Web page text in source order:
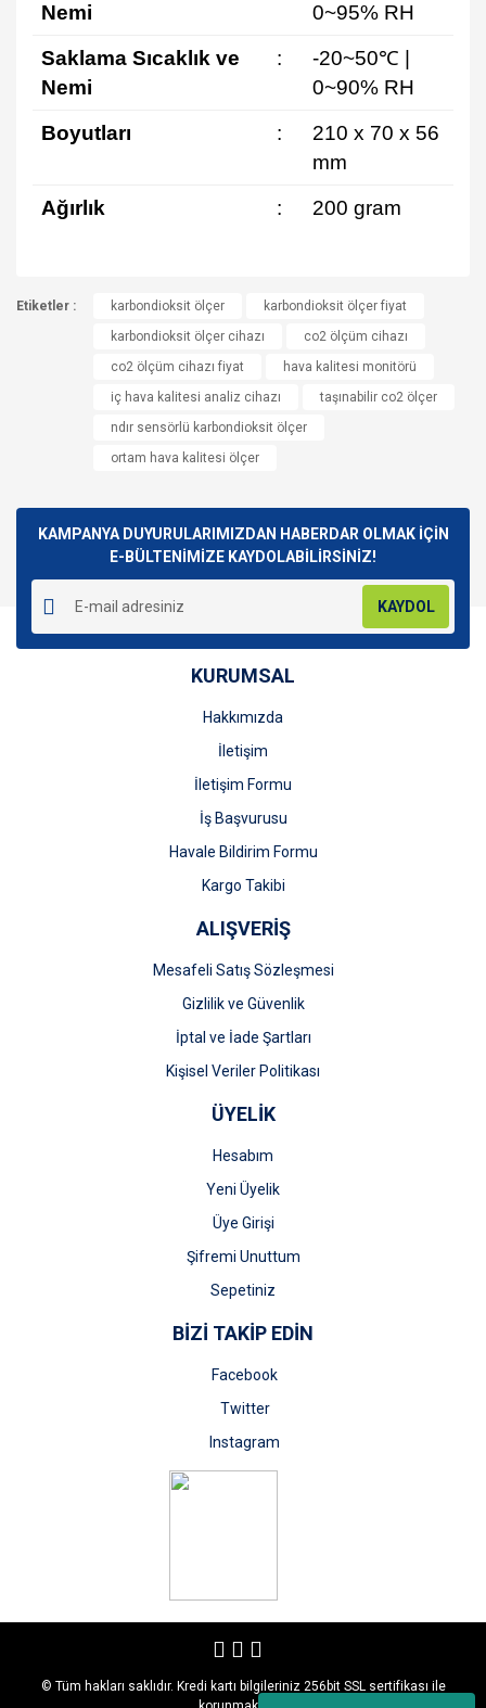
Nemi
0~95% RH
Saklama Sıcaklık ve
Nemi
:
-20~50℃ |
0~90% RH
Boyutları
:
210 x 70 x 56
mm
Ağırlık
: 200 gram
Bu ürüne ilk yorumu siz yapın!
konularda yetersiz gördüğünüz noktaları öneri formunu
kullanarak tarafımıza iletebilirsiniz.
Görüş ve önerileriniz için teşekkür ederiz.
Ürün resmi kalitesiz, bozuk veya görüntülenemiyor.
Ürün açıklamasında eksik bilgiler bulunuyor.
Ürün bilgilerinde hatalar bulunuyor.
Bu ürüne benzer farklı alternatifler olmalı.
Gönder
Etiketler : karbondioksit ölçer
karbondioksit ölçer fiyat
karbondioksit ölçer cihazı
co2 ölçüm cihazı
co2 ölçüm cihazı fiyat
hava kalitesi monitörü
iç hava kalitesi analiz cihazı
taşınabilir co2 ölçer
ndır sensörlü karbondioksit ölçer
ortam hava kalitesi ölçer
KAMPANYA DUYURULARIMIZDAN HABERDAR OLMAK İÇİN
E-BÜLTENİMİZE KAYDOLABİLİRSİNİZ!
KAYDOL
KURUMSAL
Hakkımızda
İletişim
İletişim Formu
İş Başvurusu
Havale Bildirim Formu
Kargo Takibi
ALIŞVERİŞ
Mesafeli Satış Sözleşmesi
Gizlilik ve Güvenlik
İptal ve İade Şartları
Kişisel Veriler Politikası
ÜYELİK
Hesabım
Yeni Üyelik
Üye Girişi
Şifremi Unuttum
Sepetiniz
BİZİ TAKİP EDİN
Facebook
Twitter
Instagram
© Tüm hakları saklıdır. Kredi kartı bilgileriniz 256bit SSL sertifikası ile